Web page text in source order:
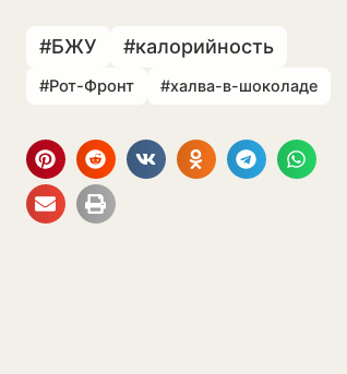
#БЖУ #калорийность
#Рот-Фронт #халва-в-шоколаде